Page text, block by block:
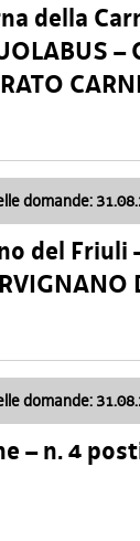
della
–
domande:
del Friuli
domande:
– n. 4